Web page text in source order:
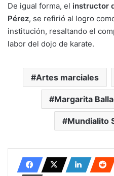
De igual forma, el instructor
Pérez, se refirió al logro
institución, resaltando el
labor del dojo de karate.
Artes marciales
Margarita
Mundialito